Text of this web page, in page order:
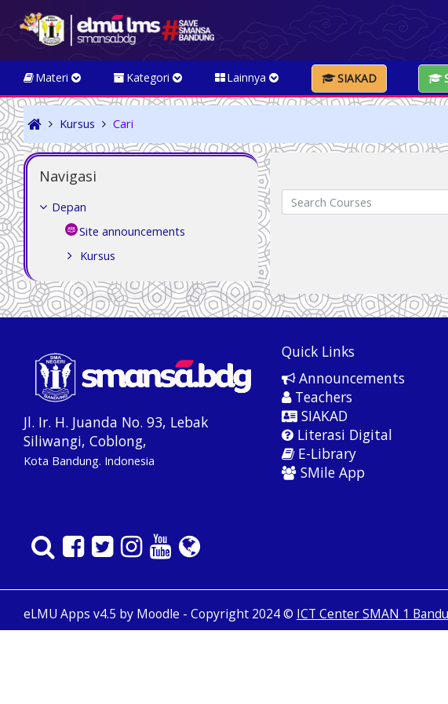
Materi Kategori Lainnya SIAKAD
Kursus Cari
Search Courses
Abaikan Navigasi
Navigasi
Depan
Site announcements
Kursus
Jl. Ir. H. Juanda No. 93, Lebak
Siliwangi, Coblong,
Kota Bandung. Indonesia
Quick Links
Announcements
Teachers
SIAKAD
Literasi Digital
E-Library
SMile App
eLMU Apps v4.5 by Moodle - Copyright 2024 © ICT Center SMAN 1